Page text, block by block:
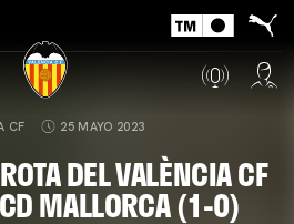
CF 25 MAYO 2023
DEL VALÈNCIA CF
MALLORCA (1-0)